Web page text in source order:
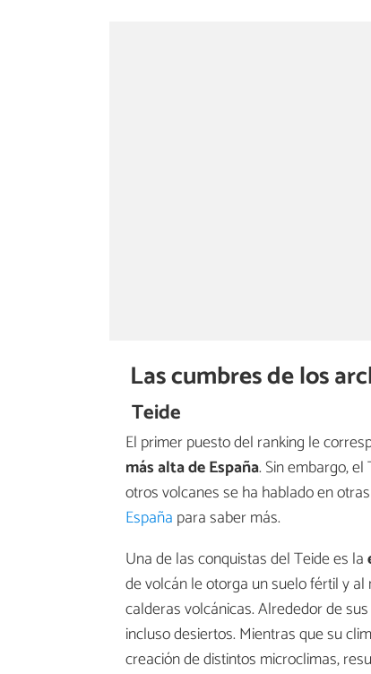
Las cumbres de los
Teide
El primer puesto del ranking le
más alta de España. Sin embargo,
otros volcanes se ha hablado en
España para saber más.
Una de las conquistas del Teide es la
de volcán le otorga un suelo fértil y
calderas volcánicas. Alrededor de
incluso desiertos. Mientras que su
creación de distintos microclimas,